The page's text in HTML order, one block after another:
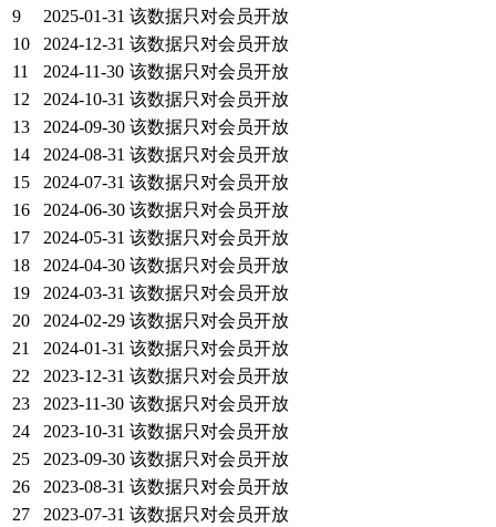
9
2025-01-31 该数据只对会员开放
10
2024-12-31 该数据只对会员开放
11
2024-11-30 该数据只对会员开放
12
2024-10-31 该数据只对会员开放
13
2024-09-30 该数据只对会员开放
14
2024-08-31 该数据只对会员开放
15
2024-07-31 该数据只对会员开放
16
2024-06-30 该数据只对会员开放
17
2024-05-31 该数据只对会员开放
18
2024-04-30 该数据只对会员开放
19
2024-03-31 该数据只对会员开放
20
2024-02-29 该数据只对会员开放
21
2024-01-31 该数据只对会员开放
22
2023-12-31 该数据只对会员开放
23
2023-11-30 该数据只对会员开放
24
2023-10-31 该数据只对会员开放
25
2023-09-30 该数据只对会员开放
26
2023-08-31 该数据只对会员开放
27
2023-07-31 该数据只对会员开放